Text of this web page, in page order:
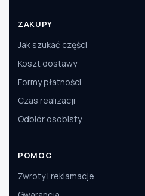
ZAKUPY
Jak szukać części
Koszt dostawy
Formy płatności
Czas realizacji
Odbiór osobisty
POMOC
Zwroty i reklamacje